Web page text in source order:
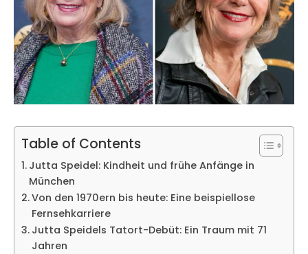
Table of Contents
Jutta Speidel: Kindheit und frühe Anfänge in
München
Von den 1970ern bis heute: Eine beispiellose
Fernsehkarriere
Jutta Speidels Tatort-Debüt: Ein Traum mit 71
Jahren